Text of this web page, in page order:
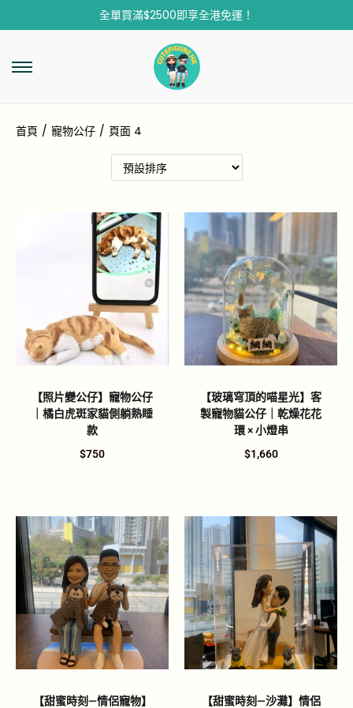
全單買滿$2500即享全港免運！
首頁 / 寵物公仔 / 頁面 4
【照片變公仔】寵物公仔
｜橘白虎斑家貓側躺熟睡
款
$750
【玻璃穹頂的喵星光】客
製寵物貓公仔｜乾燥花花
環 × 小燈串
$1,660
【甜蜜時刻—情侶寵物】
【甜蜜時刻—沙灘】情侶